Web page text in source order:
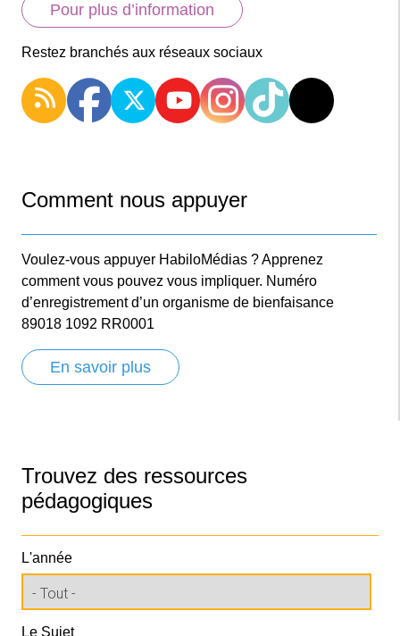
Pour plus d’information
Restez branchés aux réseaux sociaux
Comment nous appuyer
Voulez-vous appuyer HabiloMédias ? Apprenez
comment vous pouvez vous impliquer. Numéro
d’enregistrement d’un organisme de bienfaisance
89018 1092 RR0001
En savoir plus
Trouvez des ressources
pédagogiques
L'année
Le Sujet